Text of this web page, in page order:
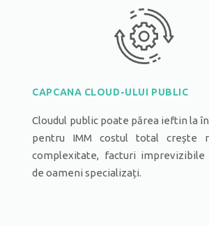
CAPCANA CLOUD-ULUI PUBLIC
Cloudul public poate părea ieftin la
pentru IMM costul total crește
complexitate, facturi imprevizibile
de oameni specializați.